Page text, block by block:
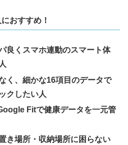
おすすめ！
良くスマホ連動のスマート体
く、細かな16項目のデータで
クしたい人
Fitで健康データを一元管
き場所・収納場所に困らない